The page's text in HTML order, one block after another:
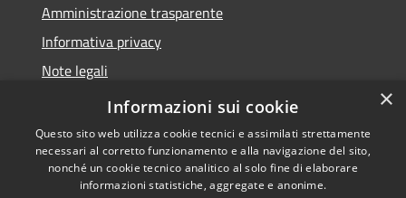
Amministrazione trasparente
Informativa privacy
Note legali
Dichiarazione di accessibilità
Copyright © 2026 • Comune di
×
Informazioni sui cookie
Questo sito web utilizza cookie tecnici e assimilati strettamente
necessari al corretto funzionamento e alla navigazione del sito,
nonché un cookie tecnico analitico al solo fine di elaborare
informazioni statistiche, aggregate e anonime.